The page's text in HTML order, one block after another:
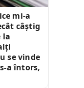
mi-a
câștig
la
se vinde
a întors,